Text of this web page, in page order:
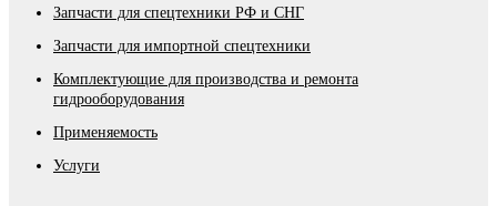
Запчасти для спецтехники РФ и СНГ
Запчасти для импортной спецтехники
Комплектующие для производства и ремонта
гидрооборудования
Применяемость
Услуги